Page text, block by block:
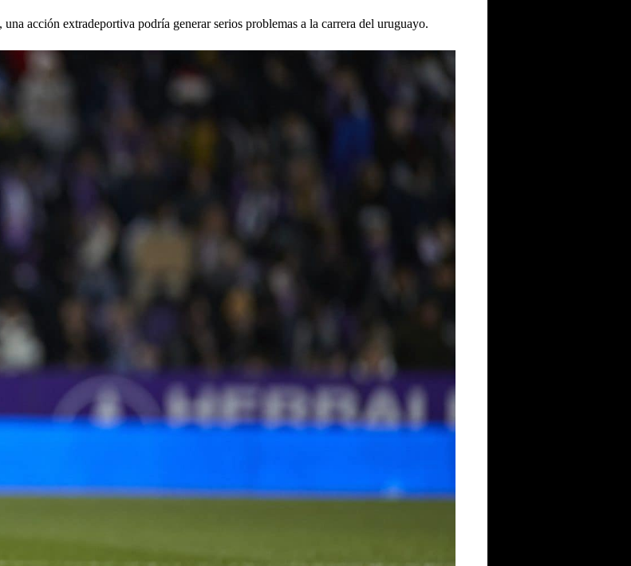
acción extradeportiva podría generar serios problemas a la carrera del uruguayo.